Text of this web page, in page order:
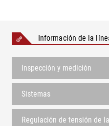
Información de la
Inspección y medición
Sistemas
Regulación de tensión de